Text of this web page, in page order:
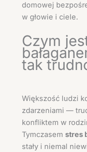
domowej
w głowie i ciele.
Czym
tak
Większość ludzi
zdarzeniami —
konfliktem w
Tymczasem stres
stały i niemal